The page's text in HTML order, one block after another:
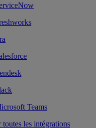
Teams
les intégrations